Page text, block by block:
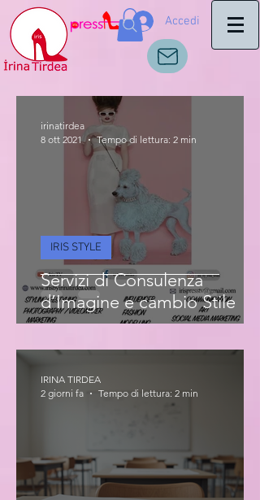
Accedi
Servizi di Consulenza
d’Imagine e cambio Stile
IRIS STYLE
irinatirdea
8 ott 2021
Tempo di lettura: 2 min
IRINA TIRDEA
2 giorni fa
Tempo di lettura: 2 min